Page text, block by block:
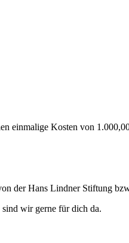
einmalige Kosten von
der Hans Lindner Stiftung
wir gerne für dich da.